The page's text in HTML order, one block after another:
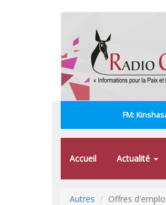
FM:
Accueil Actualité
Autres Offres d'emploi